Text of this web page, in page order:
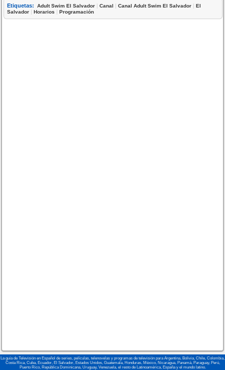
Etiquetas: Adult Swim El Salvador |Canal |Canal Adult Swim El Salvador |El
Salvador |Horarios |Programación
La guía de Televisión en Español de series, películas, telenovelas y programas de televisión para Argentina, Bolivia, Chile, Colombia,
Costa Rica, Cuba, Ecuador, El Salvador, Estados Unidos, Guatemala, Honduras, México, Nicaragua, Panamá, Paraguay, Perú,
Puerto Rico, República Dominicana, Uruguay, Venezuela, el resto de Latinoamérica, España y el mundo latino.